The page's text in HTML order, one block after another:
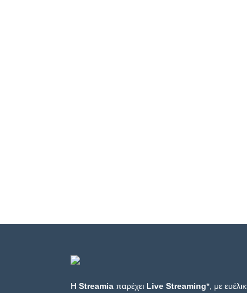
Η Streamia παρέχει Live Streaming*, με